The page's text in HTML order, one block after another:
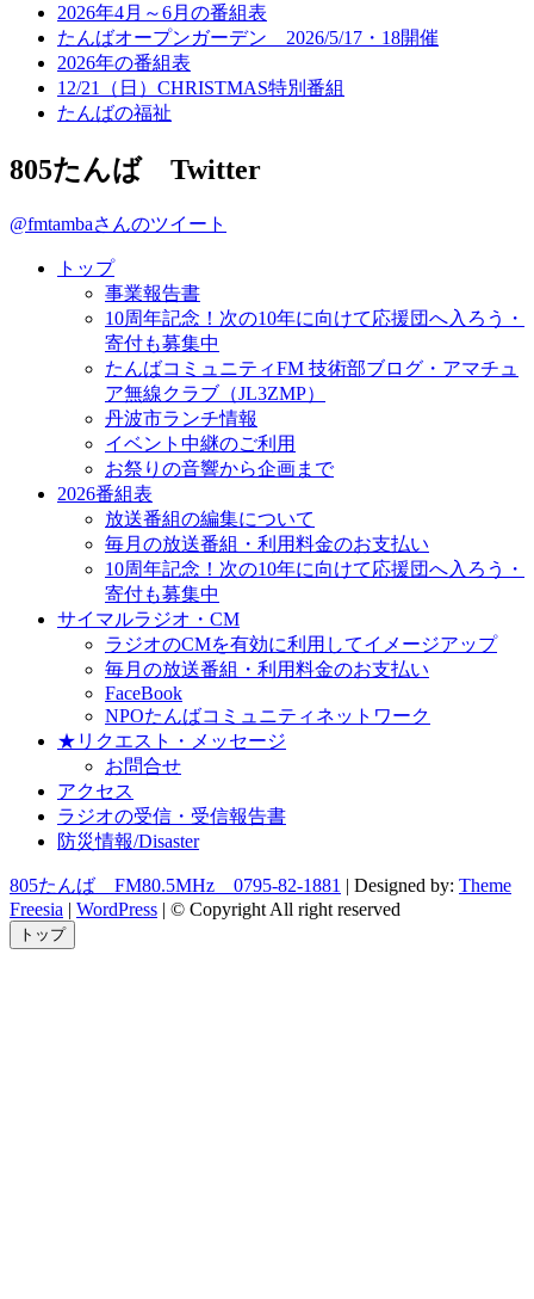
2026年4月～6月の番組表
たんばオープンガーデン 2026/5/17・18開催
2026年の番組表
12/21（日）CHRISTMAS特別番組
たんばの福祉
805たんば Twitter
@fmtambaさんのツイート
トップ
事業報告書
10周年記念！次の10年に向けて応援団へ入ろう・
寄付も募集中
たんばコミュニティFM 技術部ブログ・アマチュ
ア無線クラブ（JL3ZMP）
丹波市ランチ情報
イベント中継のご利用
お祭りの音響から企画まで
2026番組表
放送番組の編集について
毎月の放送番組・利用料金のお支払い
10周年記念！次の10年に向けて応援団へ入ろう・
寄付も募集中
サイマルラジオ・CM
ラジオのCMを有効に利用してイメージアップ
毎月の放送番組・利用料金のお支払い
FaceBook
NPOたんばコミュニティネットワーク
★リクエスト・メッセージ
お問合せ
アクセス
ラジオの受信・受信報告書
防災情報/Disaster
805たんば FM80.5MHz 0795-82-1881 | Designed by: Theme
Freesia | WordPress | © Copyright All right reserved
トップ